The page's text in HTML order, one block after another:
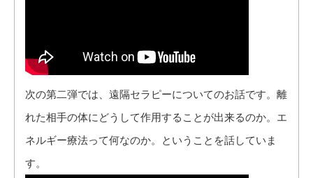
次の第二弾では、遠隔セラピーについてのお話です。 離
れた相手の体にどうして作用することが出来るのか。エ
ネルギー療法って何なのか。ということを話していま
す。